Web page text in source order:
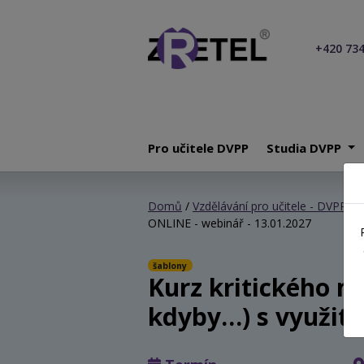
+420
Pro učitele DVPP Studia DVPP
Domů / Vzdělávání pro učitele - DVPP/
ONLINE - webinář - 13.01.2027
šablony
Kurz kritického
kdyby…) s